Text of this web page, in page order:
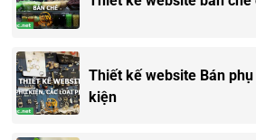
Thiết kế website Bán
kiện